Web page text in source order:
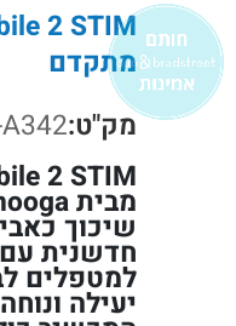
מתקדם
מק"ט:
שיכוך
חדשנית
למטפלים
יעילה